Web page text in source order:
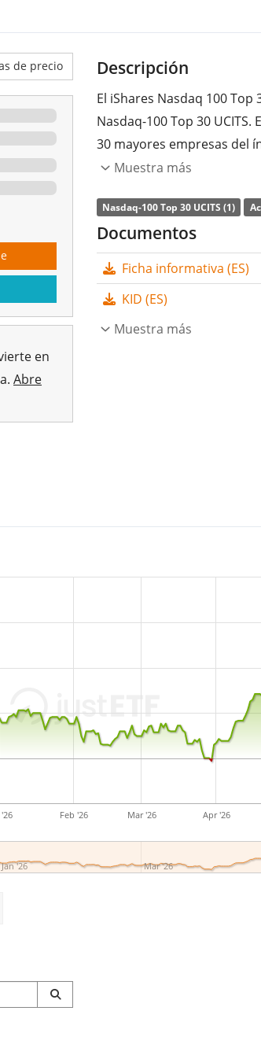
de precio
en
Abre
Descripción
El iShares Nasdaq 100 Top
Nasdaq-100 Top 30 UCITS.
30 mayores empresas del
Nasdaq 100 Top 30 UCITS
índice Nasdaq-100 Top 30
completa). Los dividendos
El iShares Nasdaq 100 Top
46m Euro de activos
Muestra más
Nasdaq-100 Top 30 UCITS (1)
Documentos
Ficha informativa (ES)
KID (ES)
Muestra más
'26 Feb '26 Mar '26 Apr '26
Jan '26 Mar '26